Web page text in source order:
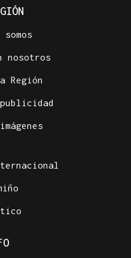
nosotros
Región